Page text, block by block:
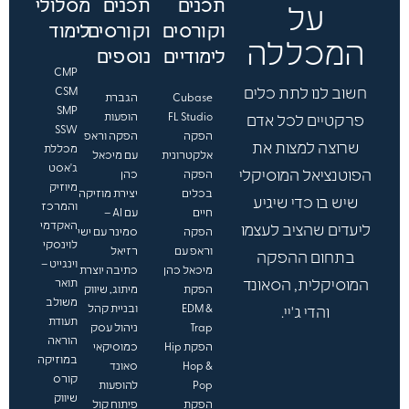
על
המכללה
חשוב לנו לתת כלים
פרקטיים לכל אדם
שרוצה למצות את
הפוטנציאל המוסיקלי
שיש בו כדי שיגיע
ליעדים שהציב לעצמו
בתחום ההפקה
המוסיקלית, הסאונד
והדי ג'יי.
תכנים
וקורסים
לימודיים
Cubase
FL Studio
הפקה
אלקטרונית
הפקה
בכלים
חיים
הפקה
וראפ עם
מיכאל כהן
הפקת
EDM &
Trap
הפקת Hip
Hop &
Pop
הפקת
תכנים
וקורסים
נוספים
הגברת
הופעות
הפקה וראפ
עם מיכאל
כהן
יצירת מוזיקה
עם AI –
סמינר עם ישי
רזיאל
כתיבה יוצרת
מיתוג, שיווק
ובניית קהל
ניהול עסק
כמוסיקאי
סאונד
להופעות
פיתוח קול
מסלולי
לימוד
CMP
CSM
SMP
SSW
מכללת
ג'אסט
מיוזיק
והמרכז
האקדמי
לוינסקי
וינגייט –
תואר
משולב
תעודת
הוראה
במוזיקה
קורס
שיווק